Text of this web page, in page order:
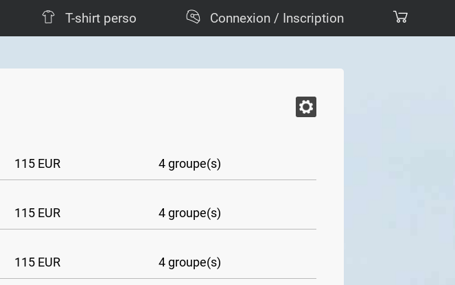
T-shirt perso Connexion / Inscription
115 EUR 4 groupe(s)
115 EUR 4 groupe(s)
115 EUR 4 groupe(s)